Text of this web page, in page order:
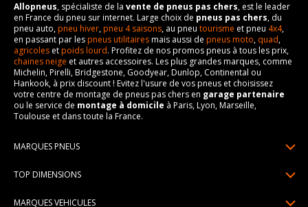
Allopneus, spécialiste de la vente de pneus pas chers, est le leader
en France du pneu sur internet. Large choix de pneus pas chers, du
pneu auto,pneu hiver,pneu 4 saisons, au pneu tourisme et pneu 4x4,
en passant par lespneus utilitairesmais aussi de pneus moto, quad,
agricoles etpoids lourd. Profitez de nos promos pneus à tous les prix,
chaines neige et autres accessoires. Les plus grandes marques, comme
Michelin, Pirelli, Bridgestone, Goodyear, Dunlop, Continental ou
Hankook, à prix discount ! Evitez l'usure de vos pneus et choisissez
votre centre de montage de pneus pas chers en garage partenaire
ou le service de montage à domicile à Paris, Lyon, Marseille,
Toulouse et dans toute la France.
MARQUES PNEUS
Pneus Continental
TOP DIMENSIONS
MARQUES VEHICULES